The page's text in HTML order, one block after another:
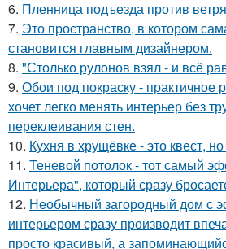
6. Пленница подъезда против
7. Это пространство, в котором
становится главным дизайнером.
8. "Столько рулонов взял - и всё
9. Обои под покраску - практичное
хочет легко менять интерьер без
переклеивания стен.
10. Кухня в хрущёвке - это квест,
11. Теневой потолок - тот самый
Интерьера", который сразу
12. Необычный загородный дом с
интерьером сразу производит
просто красивый, а